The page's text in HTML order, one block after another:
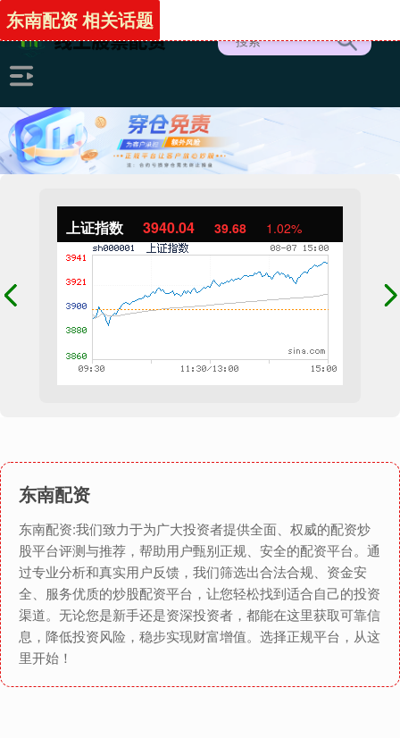
上证指数 3940.04 39.68 1.02%
东南配资
东南配资:我们致力于为广大投资者提供全面、权威的配资炒
股平台评测与推荐，帮助用户甄别正规、安全的配资平台。通
过专业分析和真实用户反馈，我们筛选出合法合规、资金安
全、服务优质的炒股配资平台，让您轻松找到适合自己的投资
渠道。无论您是新手还是资深投资者，都能在这里获取可靠信
息，降低投资风险，稳步实现财富增值。选择正规平台，从这
里开始！
东南配资 相关话题